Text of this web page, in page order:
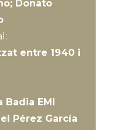
Donato
entre 1940 i
Badia EMI
Pérez García